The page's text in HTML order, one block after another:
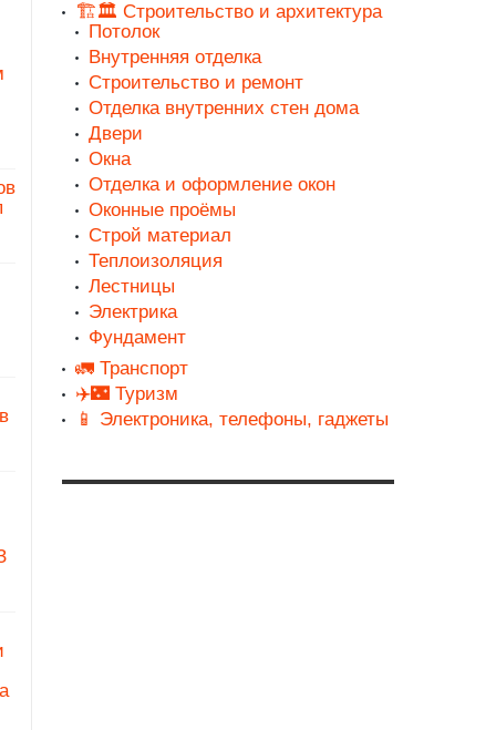
🏗️🏛️ Строительство и архитектура
Потолок
Внутренняя отделка
Строительство и ремонт
Отделка внутренних стен дома
Двери
Окна
Отделка и оформление окон
Оконные проёмы
Строй материал
Теплоизоляция
Лестницы
Электрика
Фундамент
🚛 Транспорт
✈️🌃 Туризм
📱 Электроника, телефоны, гаджеты